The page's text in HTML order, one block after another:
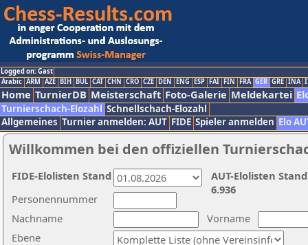
Logged on: Gast
Arabic ARM AZE BIH BUL CAT CHN CRO CZE DEN ENG ESP FAI FIN FRA GER GRE INA
Home TurnierDB Meisterschaft Foto-Galerie Meldekartei
Turnierschach-Elozahl Schnellschach-Elozahl
Allgemeines Turnier anmelden: AUT FIDE Spieler anmelden Elo
Willkommen bei den offiziellen
Nachname
Vorname
Ebene
Personennummer
AUT-Elolisten
6.936
FIDE-Elolisten Stand